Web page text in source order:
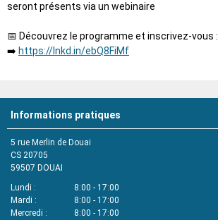
seront présents via un webinaire
📅 Découvrez le programme et inscrivez-vous :
➡️ https://lnkd.in/ebQ8FiMf
Informations pratiques
5 rue Merlin de Douai
CS 20705
59507 DOUAI
Lundi
8:00 - 17:00
Mardi
8:00 - 17:00
Mercredi
8:00 - 17:00